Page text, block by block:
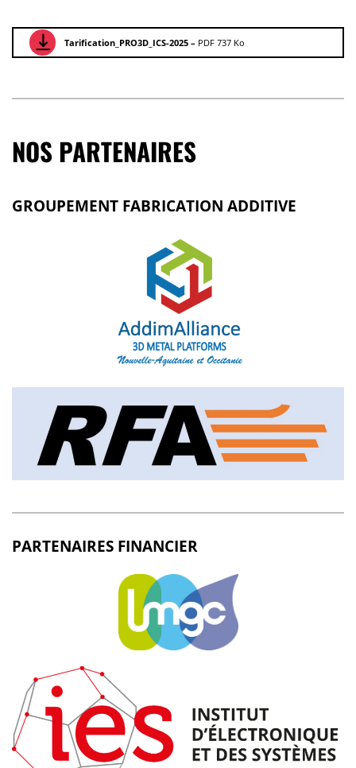
Tarification_PRO3D_ICS-2025 – PDF 737 Ko
NOS PARTENAIRES
GROUPEMENT FABRICATION ADDITIVE
PARTENAIRES FINANCIER